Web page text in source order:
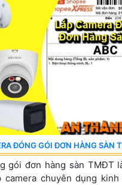
ĐÓNG GÓI ĐƠN HÀNG SÀN
gói đơn hàng sàn TMĐT
camera chuyên dụng